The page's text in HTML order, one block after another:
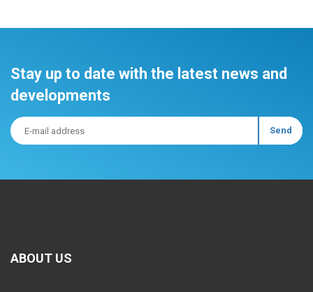
Stay up to date with the latest news and
developments
ABOUT US